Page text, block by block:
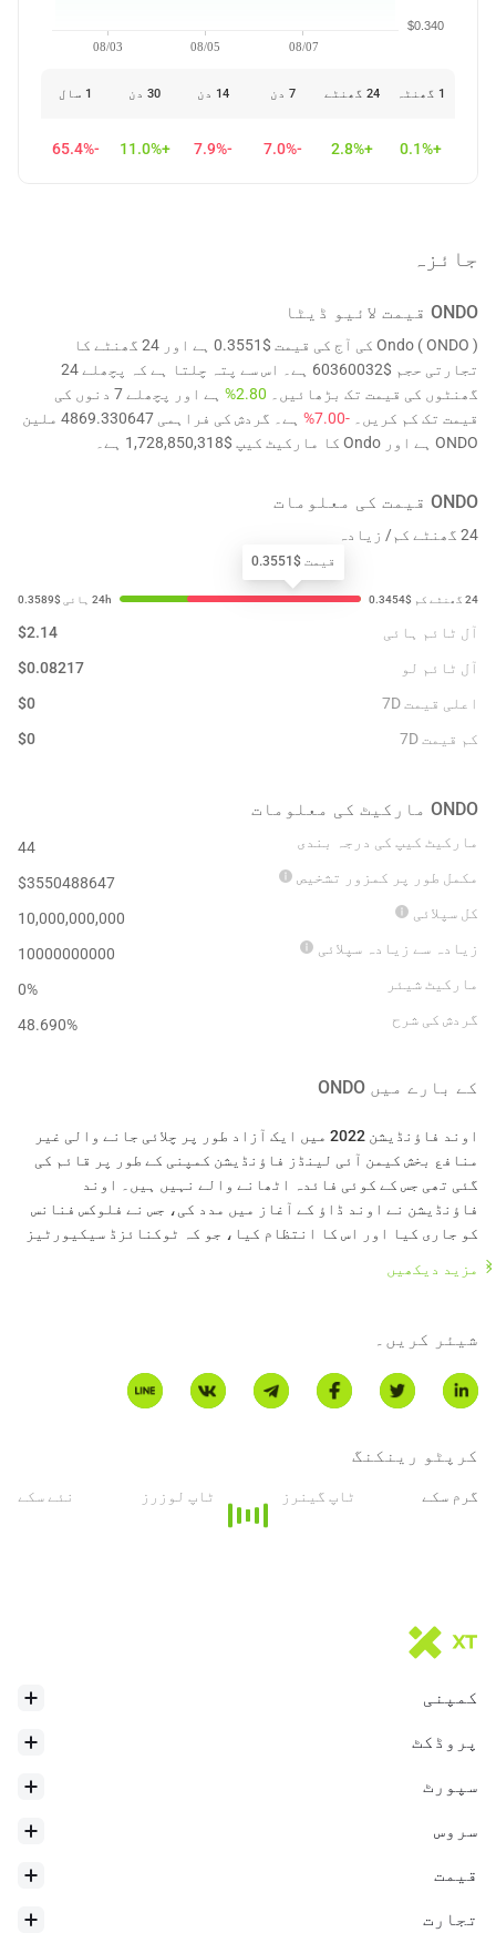
08/03 08/05 08/07
$0.340
1 گھنٹہ 24 گھنٹے 7 دن 14 دن 30 دن 1 سال
+0.1%
+2.8%
-7.0%
-7.9%
+11.0%
-65.4%
جائزہ
ONDO قیمت لائیو ڈیٹا
Ondo ( ONDO ) کی آج کی قیمت $0.3551 ہے اور 24 گھنٹے کا
تجارتی حجم $60360032 ہے۔ اس سے پتہ چلتا ہے کہ پچھلے 24
گھنٹوں کی قیمت تک بڑھائیں۔ 2.80%
ہے اور پچھلے 7 دنوں کی
قیمت تک کم کریں۔ -7.00%
ہے۔ گردش کی فراہمی 4869.330647 ملین
ONDO ہے اور Ondo کا مارکیٹ کیپ $1,728,850,318 ہے۔
ONDO قیمت کی معلومات
24 گھنٹے کم/ زیادہ
قیمت $0.3551
آل ٹائم ہائی $2.14
آل ٹائم لو
$0.08217
اعلی قیمت 7D
$0
کم قیمت 7D
$0
ONDO مارکیٹ کی معلومات
مارکیٹ کیپ کی درجہ بندی
44
مکمل طور پر کمزور تشخیص
$3550488647
کل سپلائی
10,000,000,000
زیادہ سے زیادہ سپلائی
10000000000
مارکیٹ شیئر
0%
گردش کی شرح
48.690%
کے بارے میں ONDO
اوند فاؤنڈیشن 2022 میں ایک آزاد طور پر چلائی جانے والی غیر
منافع بخش کیمن آئی لینڈز فاؤنڈیشن کمپنی کے طور پر قائم کی
گئی تھی جس کے کوئی فائدہ اٹھانے والے نہیں ہیں۔ اوند
فاؤنڈیشن نے اوند ڈاؤ کے آغاز میں مدد کی، جس نے فلوکس فنانس
کو جاری کیا اور اس کا انتظام کیا، جو کہ ٹوکنائزڈ سیکیورٹیز
حاملین کو فلوکس فنانس سے متعلق مخصوص حقوق دیتا ہے، جس کا
* یہ تعارف AI ترجمہ کے ذریعہ تیار کیا گیا ہے اور صرف حوالہ کے
مزید دیکھیں
شیئر کریں۔
کرپٹو رینکنگ
گرم سکے ٹاپ گینرز ٹاپ لوزرز نئے سکے
کمپنی
پروڈکٹ
سپورٹ
سروس
قیمت
تجارت